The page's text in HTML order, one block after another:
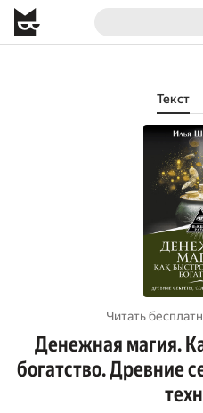
Текст
Читать
Денежная магия.
богатство. Древние